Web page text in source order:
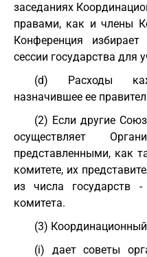
заседаниях
правами, как и члены
Конференция
сессии государства для
(d) Расходы
назначившее ее
(2) Если другие
осуществляет
представленными, как
комитете, их
из числа государств -
комитета.
(3)
(i) дает советы